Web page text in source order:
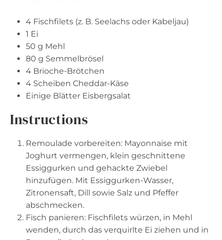
4 Fischfilets (z. B. Seelachs oder Kabeljau)
1 Ei
50 g Mehl
80 g Semmelbrösel
4 Brioche-Brötchen
4 Scheiben Cheddar-Käse
Einige Blätter Eisbergsalat
Instructions
Remoulade vorbereiten: Mayonnaise mit
Joghurt vermengen, klein geschnittene
Essiggurken und gehackte Zwiebel
hinzufügen. Mit Essiggurken-Wasser,
Zitronensaft, Dill sowie Salz und Pfeffer
abschmecken.
Fisch panieren: Fischfilets würzen, in Mehl
wenden, durch das verquirlte Ei ziehen und in